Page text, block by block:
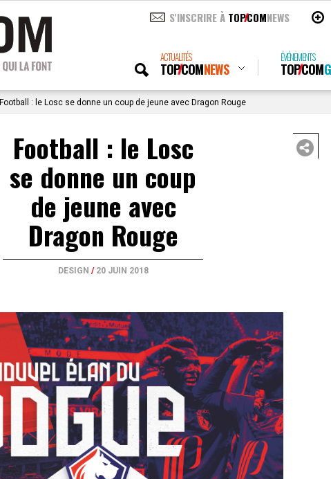
S'INSCRIRE À TOPCOMNEWS
ACTUALITÉS
TOPCOMNEWS
ÉVÉNEMENTS
TOPCOM
Football : le Losc se donne un coup de jeune avec Dragon Rouge
Football : le Losc
se donne un coup
de jeune avec
Dragon Rouge
DESIGN / 20 JUIN 2018